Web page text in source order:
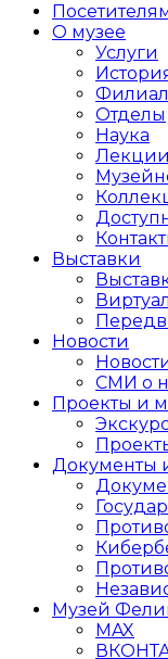
О музее
Услуги
Отделы
Наука
Лекции
Выставки
Новости
СМИ о
Проекты и
Документы
Музей
MAX